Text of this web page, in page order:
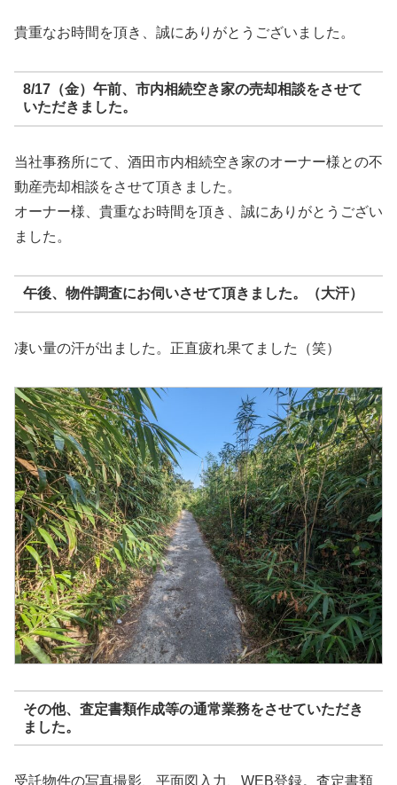
貴重なお時間を頂き、誠にありがとうございました。
8/17（金）午前、市内相続空き家の売却相談をさせて
いただきました。
当社事務所にて、酒田市内相続空き家のオーナー様との不
動産売却相談をさせて頂きました。
オーナー様、貴重なお時間を頂き、誠にありがとうござい
ました。
午後、物件調査にお伺いさせて頂きました。（大汗）
凄い量の汗が出ました。正直疲れ果てました（笑）
その他、査定書類作成等の通常業務をさせていただき
ました。
受託物件の写真撮影、平面図入力、WEB登録。査定書類